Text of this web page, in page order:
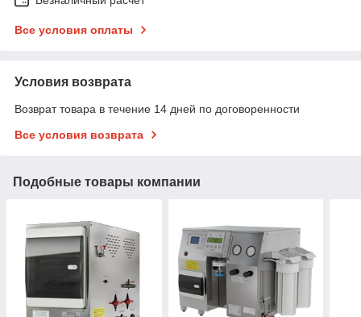
Все условия оплаты
Условия возврата
Возврат товара в течение 14 дней по договоренности
Все условия возврата
Подобные товары компании